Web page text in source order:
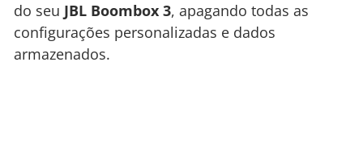
do seu JBL Boombox 3, apagando todas as
configurações personalizadas e dados
armazenados.